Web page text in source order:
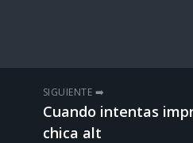
SIGUIENTE ➡️
Cuando intentas
chica alt